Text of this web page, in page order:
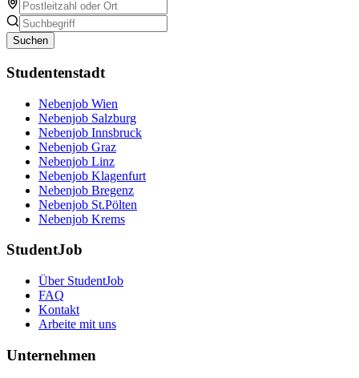
Suchen
Studentenstadt
Nebenjob Wien
Nebenjob Salzburg
Nebenjob Innsbruck
Nebenjob Graz
Nebenjob Linz
Nebenjob Klagenfurt
Nebenjob Bregenz
Nebenjob St.Pölten
Nebenjob Krems
StudentJob
Über StudentJob
FAQ
Kontakt
Arbeite mit uns
Unternehmen